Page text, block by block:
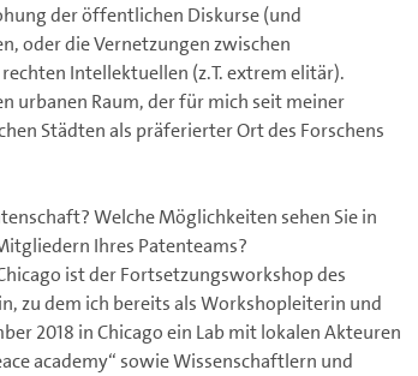
der öffentlichen Diskurse (und
oder die Vernetzungen zwischen
Intellektuellen (z.T. extrem elitär).
urbanen Raum, der für mich seit meiner
Städten als präferierter Ort des Forschens
Welche Möglichkeiten sehen Sie in
Ihres Patenteams?
ist der Fortsetzungsworkshop des
zu dem ich bereits als Workshopleiterin und
2018 in Chicago ein Lab mit lokalen Akteuren
academy“ sowie Wissenschaftlern und